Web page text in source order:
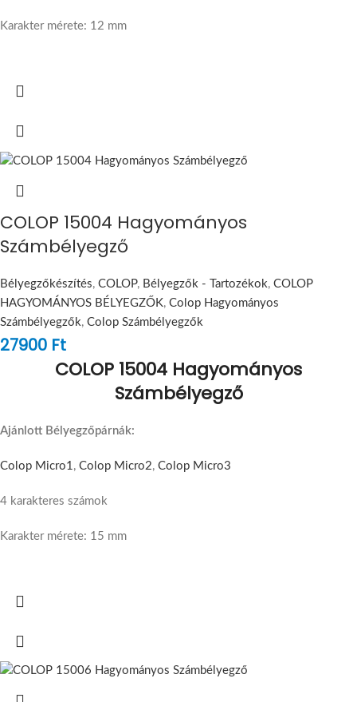
Karakter mérete: 12 mm
COLOP 15004 Hagyományos
Számbélyegző
Bélyegzőkészítés, COLOP, Bélyegzők - Tartozékok, COLOP
HAGYOMÁNYOS BÉLYEGZŐK, Colop Hagyományos
Számbélyegzők, Colop Számbélyegzők
27900 Ft
COLOP 15004 Hagyományos
Számbélyegző
Ajánlott Bélyegzőpárnák:
Colop Micro1 , Colop Micro2, Colop Micro3
4 karakteres számok
Karakter mérete: 15 mm